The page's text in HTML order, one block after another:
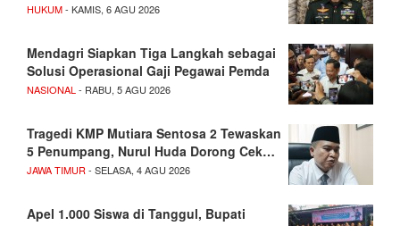
HUKUM- KAMIS, 6 AGU 2026
Mendagri Siapkan Tiga Langkah sebagai
Solusi Operasional Gaji Pegawai Pemda
NASIONAL - RABU, 5 AGU 2026
Tragedi KMP Mutiara Sentosa 2 Tewaskan
5 Penumpang, Nurul Huda Dorong Cek…
JAWA TIMUR - SELASA, 4 AGU 2026
Apel 1.000 Siswa di Tanggul, Bupati